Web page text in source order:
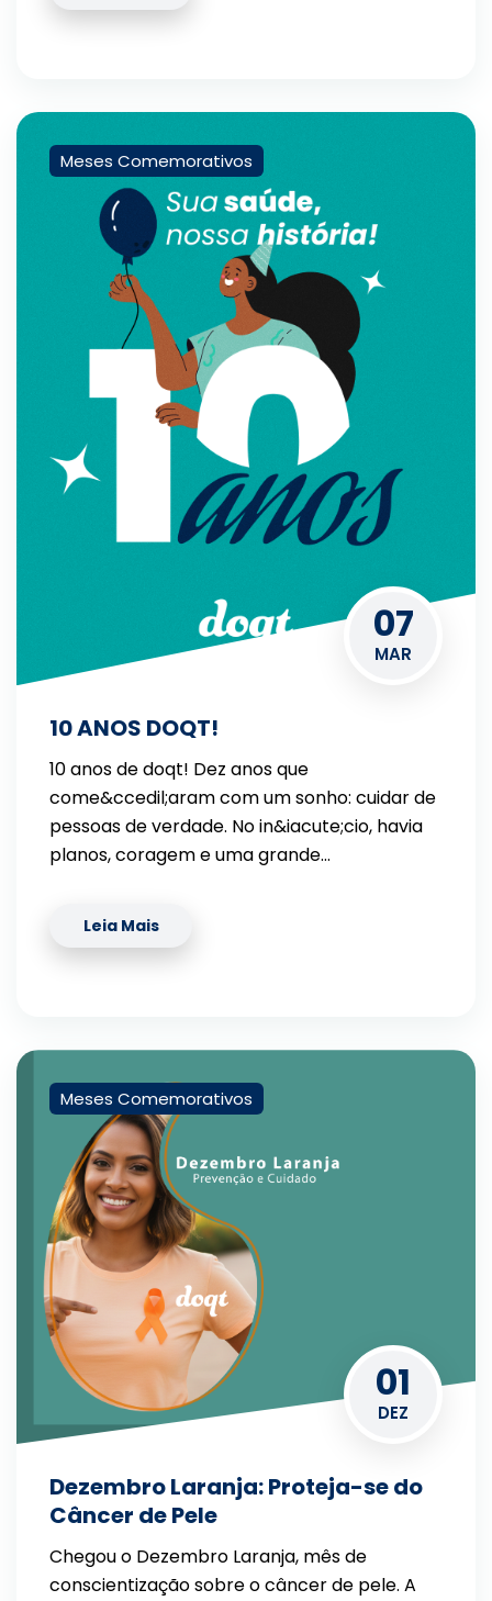
Meses Comemorativos
07
MAR
10 ANOS DOQT!
10 anos de doqt! Dez anos que
come&ccedil;aram com um sonho: cuidar de
pessoas de verdade. No in&iacute;cio, havia
planos, coragem e uma grande…
Leia Mais
Meses Comemorativos
01
DEZ
Dezembro Laranja: Proteja-se do
Câncer de Pele
Chegou o Dezembro Laranja, mês de
conscientização sobre o câncer de pele. A